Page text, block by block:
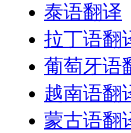
泰语翻译
拉丁语翻
葡萄牙语
越南语翻
蒙古语翻